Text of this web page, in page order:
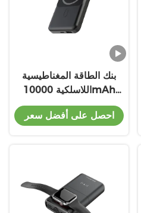
بنك الطاقة المغناطيسية
اللاسلكية 10000mAh
5W 7.5W بطارية لي
بوليمر نوع
احصل على أفضل سعر